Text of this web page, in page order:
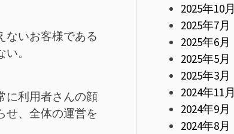
ないお客様である
。
に利用者さんの顔
せ、全体の運営を
2025年10月
2025年7月
2025年6月
2025年5月
2025年3月
2024年11月
2024年9月
2024年8月